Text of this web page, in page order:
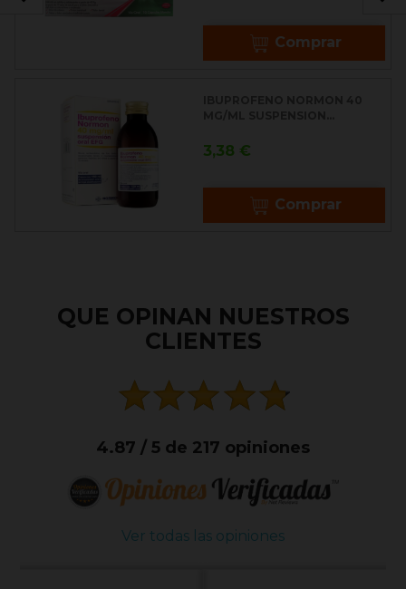
Comprar
Precio
3,38 €
Comprar
QUE OPINAN NUESTROS
CLIENTES
4.87 / 5 de 217 opiniones
Ver todas las opiniones